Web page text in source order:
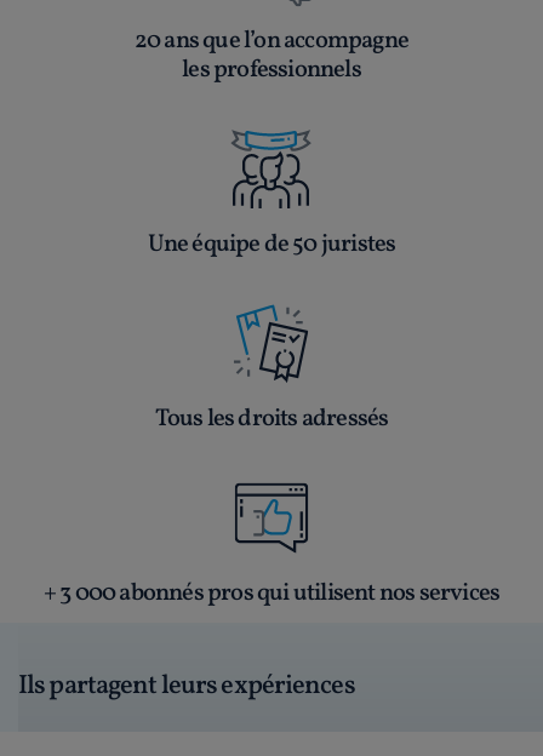
20 ans que l’on accompagne
les professionnels
Une équipe de 50 juristes
Tous les droits adressés
+ 3 000 abonnés pros qui utilisent nos services
Ils partagent leurs expériences